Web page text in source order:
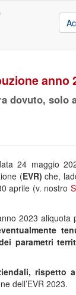
anno
dovuto, solo
24 maggio
(EVR) che,
aprile (v. nostro
2023 aliquota
parametri
rispetto
dell’EVR 2023.